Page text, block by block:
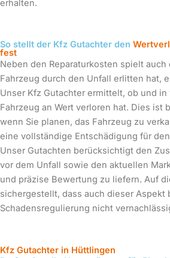
erhalten.
So stellt der Kfz Gutachter den
fest
Neben den Reparaturkosten spielt
Fahrzeug durch den Unfall erlitten hat,
Unser Kfz Gutachter ermittelt, ob und
Fahrzeug an Wert verloren hat. Dies ist
wenn Sie planen, das Fahrzeug zu
eine vollständige Entschädigung für
Unser Gutachten berücksichtigt den
vor dem Unfall sowie den aktuellen
und präzise Bewertung zu liefern. Auf
sichergestellt, dass auch dieser Aspekt
Schadensregulierung nicht
Kfz Gutachter in Hüttlingen